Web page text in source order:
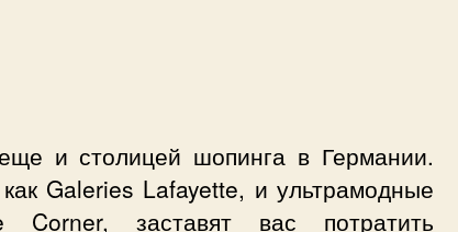
и столицей шопинга в Германии.
Galeries Lafayette, и ультрамодные
Corner, заставят вас потратить